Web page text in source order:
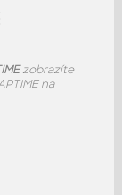
zobrazíte
na